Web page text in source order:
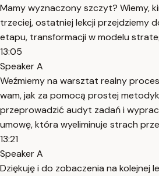
Mamy wyznaczony szczyt? Wiemy,
trzeciej, ostatniej lekcji przejdziemy
etapu, transformacji w modelu
13:05
Speaker A
Weźmiemy na warsztat realny
wam, jak za pomocą prostej
przeprowadzić audyt zadań i
umowę, która wyeliminuje strach
13:21
Speaker A
Dziękuję i do zobaczenia na kolejnej